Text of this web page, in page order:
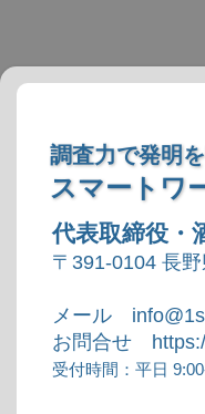
調査力で発明
スマートワ
代表取締役・
〒391-0104 長
メール
お問合せ
受付時間：平日